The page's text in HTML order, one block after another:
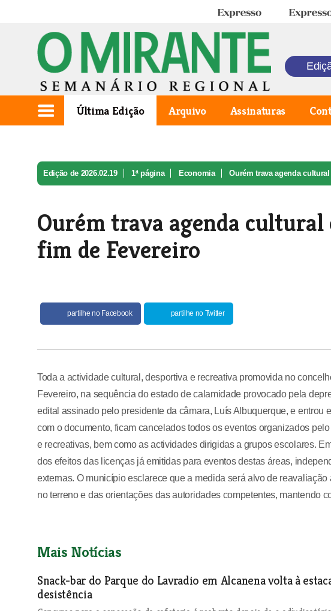
Expresso Expresso
Última Edição Arquivo Assinaturas
Edição de 2026.02.19 1ª página Economia Ourém trava agenda
Ourém trava agenda cultural
fim de Fevereiro
partilhe no Facebook partilhe no Twitter
Toda a actividade cultural, desportiva e recreativa promovida no
Fevereiro, na sequência do estado de calamidade provocado pela
edital assinado pelo presidente da câmara, Luís Albuquerque, e entrou
com o documento, ficam cancelados todos os eventos organizados
e recreativas, bem como as actividades dirigidas a grupos escolares.
dos efeitos das licenças já emitidas para eventos destas áreas,
externas. O município esclarece que a medida será alvo de
no terreno e das orientações das autoridades competentes, mantendo
Mais Notícias
Snack-bar do Parque do Lavradio em Alcanena volta à
desistência